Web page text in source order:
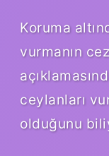
Koruma
vurmanın
ceylanları
olduğunu